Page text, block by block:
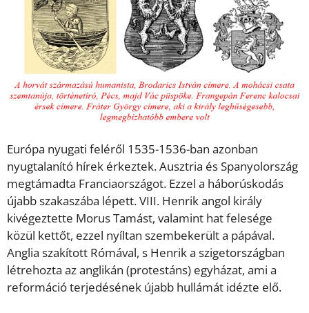
Európa nyugati feléről 1535-1536-ban azonban
nyugtalanító hírek érkeztek. Ausztria és Spanyolország
megtámadta Franciaországot. Ezzel a háborúskodás
újabb szakaszába lépett. VIII. Henrik angol király
kivégeztette Morus Tamást, valamint hat felesége
közül kettőt, ezzel nyíltan szembekerült a pápával.
Anglia szakított Rómával, s Henrik a szigetországban
létrehozta az anglikán (protestáns) egyházat, ami a
reformáció terjedésének újabb hullámát idézte elő.